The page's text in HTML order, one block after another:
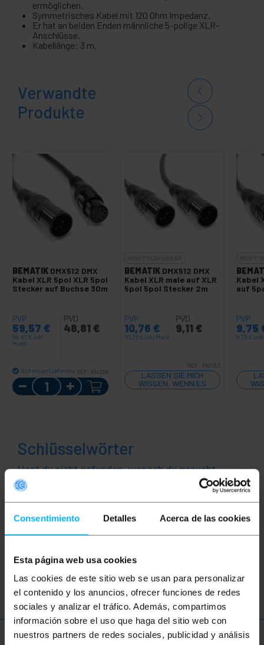
Consentimiento Detalles Acerca de las cookies
Esta página web usa cookies
Las cookies de este sitio web se usan para personalizar
el contenido y los anuncios, ofrecer funciones de redes
sociales y analizar el tráfico. Además, compartimos
información sobre el uso que haga del sitio web con
nuestros partners de redes sociales, publicidad y análisis
ermöglichen.
Symmetrisches Kabel mit 120 Ohm Impedanz.
Er hat an beiden Enden männliche 5-polige XLR-
Anschlüsse.
Kabellänge: 3 m.
Verwandte
Produkte
BEMATIK DMX512 DMX
Kabel XLR 5pol XLR 5pol
Stecker auf Buchse 30m
PVP
59,57 €
59,57 € inkl
MwSt
PVD
48,81 €
Sofortige Lieferung REF: XN028
Menge
BEMATIK DMX512 DMX
Kabel XLR male auf XLR
5pol 5pol Stecker 2m
PVP
10,76 €
10,76 € inkl MwSt
PVD
9,11 €
REF: XN033
LASSEN SIE MICH
WISSEN, WENN ES
LAGER GIBT
Kabel
auf
PVP
9,75
9,75 € inkl
Schlüsselwörter
Hast du nicht gefunden, wonach du gesucht
hast? Diese Themen könnten Ihnen helfen
DMX DMX 512 DMX512 XLR
Disco Spezialeffekte fx